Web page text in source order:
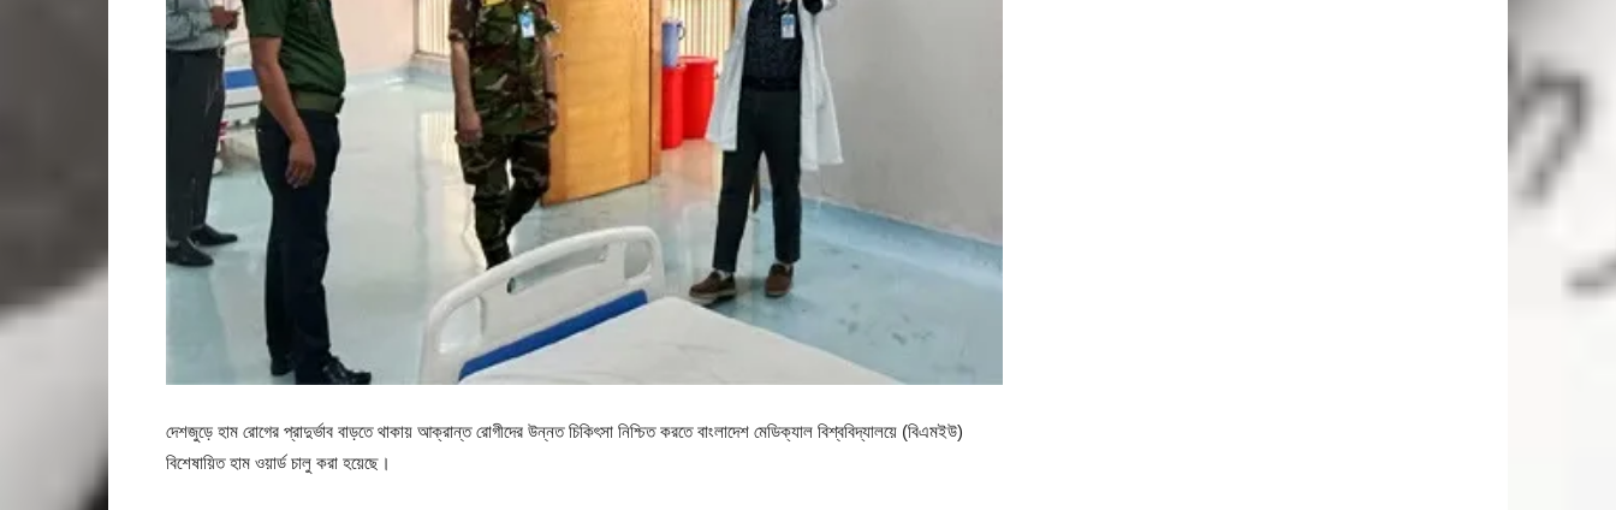
দেশজুড়ে হাম রোগের প্রাদুর্ভাব বাড়তে থাকায় আক্রান্ত রোগীদের উন্নত চিকিৎসা নিশ্চিত করতে বাংলাদেশ মেডিক্যাল বিশ্ববিদ্যালয়ে (বিএমইউ)
বিশেষায়িত হাম ওয়ার্ড চালু করা হয়েছে।